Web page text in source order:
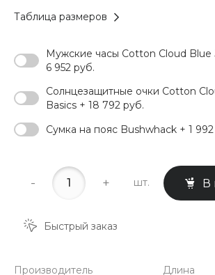
Таблица размеров
Мужские часы Cotton Cloud Blue
6 952 руб.
Солнцезащитные очки Cotton
Basics + 18 792 руб.
Сумка на пояс Bushwhack + 1
- + шт. В
Быстрый заказ
Производитель
Длина